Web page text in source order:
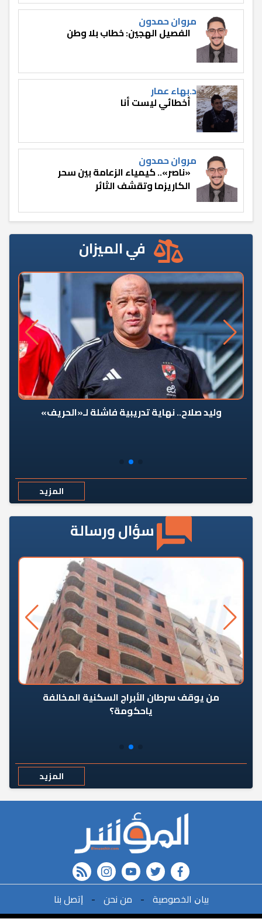
مروان حمدون
الفصيل الهجين: خطاب بلا وطن
د.بهاء عمار
أخطائي ليست أنا
مروان حمدون
«ناصر».. كيمياء الزعامة بين سحر
الكاريزما وتقشف الثائر
في الميزان
وليد صلاح.. نهاية تدريبية فاشلة لـ«الحريف»
المزيد
سؤال ورسالة
من يوقف سرطان الأبراج السكنية المخالفة
ياحكومة؟
المزيد
FACEBOOK
twitter
youtube
instagram
rss feed
ﺑﻴﺎﻥ اﻟﺨﺼﻮﺻﻴﺔ - ﻣﻦ ﻧﺤﻦ - ﺇﺗﺼﻞ ﺑﻨﺎ